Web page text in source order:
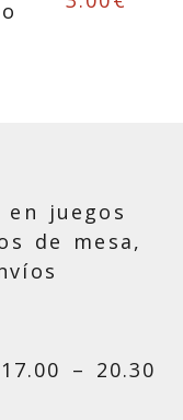
juegos
de mesa,
– 20.30